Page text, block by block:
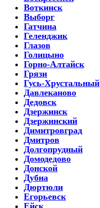
Воткинск
Выборг
Гатчина
Геленджик
Глазов
Голицыно
Горно-Алтайск
Грязи
Гусь-Хрустальный
Давлеканово
Дедовск
Дзержинск
Дзержинский
Димитровград
Дмитров
Долгопрудный
Домодедово
Донской
Дубна
Дюртюли
Егорьевск
Ейск